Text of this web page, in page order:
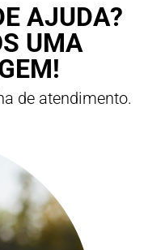
AJUDA?
UMA
de atendimento.